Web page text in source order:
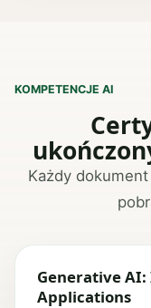
KOMPETENCJE AI
Każdy
Generative
Applications